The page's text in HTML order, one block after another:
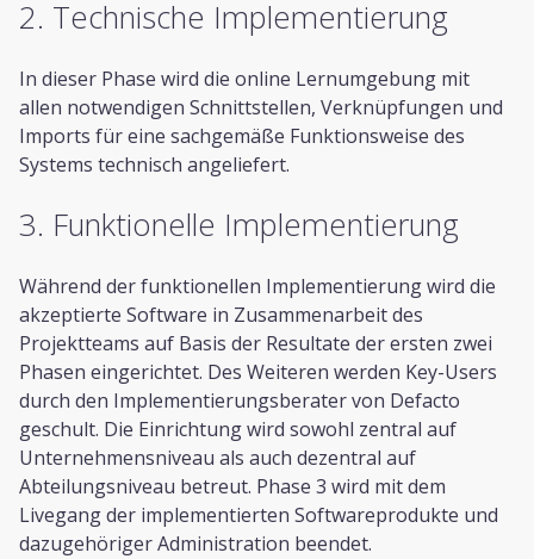
2. Technische Implementierung
In dieser Phase wird die online Lernumgebung mit
allen notwendigen Schnittstellen, Verknüpfungen und
Imports für eine sachgemäße Funktionsweise des
Systems technisch angeliefert.
3. Funktionelle Implementierung
Während der funktionellen Implementierung wird die
akzeptierte Software in Zusammenarbeit des
Projektteams auf Basis der Resultate der ersten zwei
Phasen eingerichtet. Des Weiteren werden Key-Users
durch den Implementierungsberater von Defacto
geschult. Die Einrichtung wird sowohl zentral auf
Unternehmensniveau als auch dezentral auf
Abteilungsniveau betreut. Phase 3 wird mit dem
Livegang der implementierten Softwareprodukte und
dazugehöriger Administration beendet.